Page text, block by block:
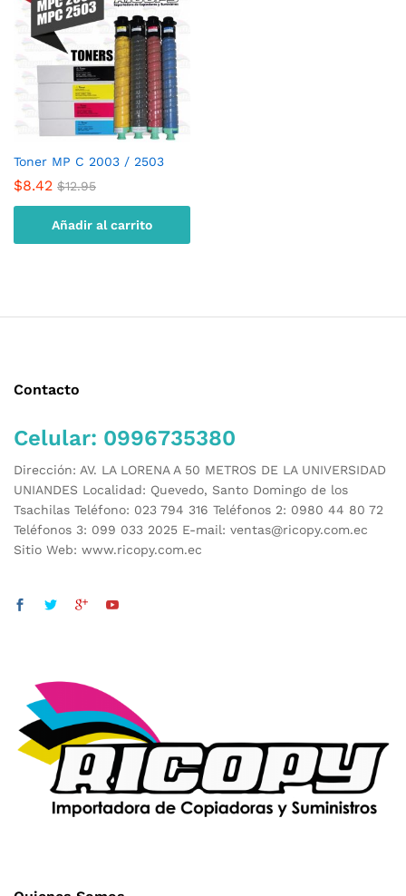
Toner MP C 2003 / 2503
$8.42 $12.95
Añadir al carrito
Contacto
Celular: 0996735380
Dirección: AV. LA LORENA A 50 METROS DE LA UNIVERSIDAD
UNIANDES Localidad: Quevedo, Santo Domingo de los
Tsachilas Teléfono: 023 794 316 Teléfonos 2: 0980 44 80 72
Teléfonos 3: 099 033 2025 E-mail: ventas@ricopy.com.ec
Sitio Web: www.ricopy.com.ec